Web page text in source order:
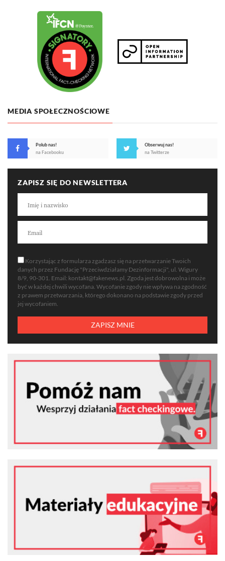
MEDIA SPOŁECZNOŚCIOWE
Polub nas!
na Facebooku
Obserwuj nas!
na Twitterze
ZAPISZ SIĘ DO NEWSLETTERA
Korzystając z formularza zgadzasz się na przetwarzanie Twoich
danych przez Fundację "Przeciwdziałamy Dezinformacji", ul. Wigury
8/9, 90-301. Email: kontakt@fakenews.pl . Zgoda jest dobrowolna i może
być w każdej chwili wycofana. Wycofanie zgody nie wpływa na zgodność
z prawem przetwarzania, którego dokonano na podstawie zgody przed
jej wycofaniem.